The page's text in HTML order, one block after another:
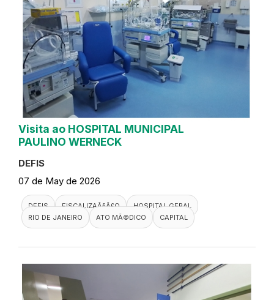
Visita ao HOSPITAL MUNICIPAL
PAULINO WERNECK
DEFIS
07 de May de 2026
DEFIS FISCALIZAÃ§Ã£O
HOSPITAL GERAL
RIO DE JANEIRO
ATO MÃ©DICO CAPITAL